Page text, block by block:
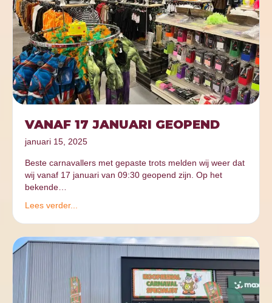
VANAF 17 JANUARI GEOPEND
januari 15, 2025
Beste carnavallers met gepaste trots melden wij weer dat
wij vanaf 17 januari van 09:30 geopend zijn. Op het
bekende…
Lees verder...